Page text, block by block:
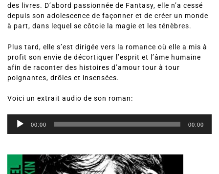
des livres. D’abord passionnée de Fantasy, elle n’a cessé
depuis son adolescence de façonner et de créer un monde
à part, dans lequel se côtoie la magie et les ténèbres.
Plus tard, elle s’est dirigée vers la romance où elle a mis à
profit son envie de décortiquer l’esprit et l’âme humaine
afin de raconter des histoires d’amour tour à tour
poignantes, drôles et insensées.
Voici un extrait audio de son roman:
Lecteur
audio
00:00 00:00